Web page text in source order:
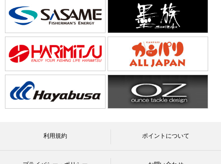
利用規約 ポイントについて